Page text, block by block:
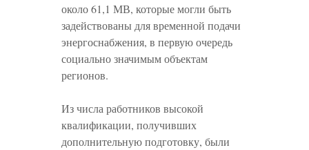
около 61,1 МВ, которые могли быть
задействованы для временной подачи
энергоснабжения, в первую очередь
социально значимым объектам
регионов.
Из числа работников высокой
квалификации, получивших
дополнительную подготовку, были